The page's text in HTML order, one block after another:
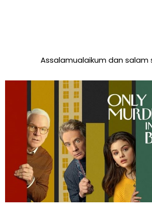
Assalamualaikum dan salam